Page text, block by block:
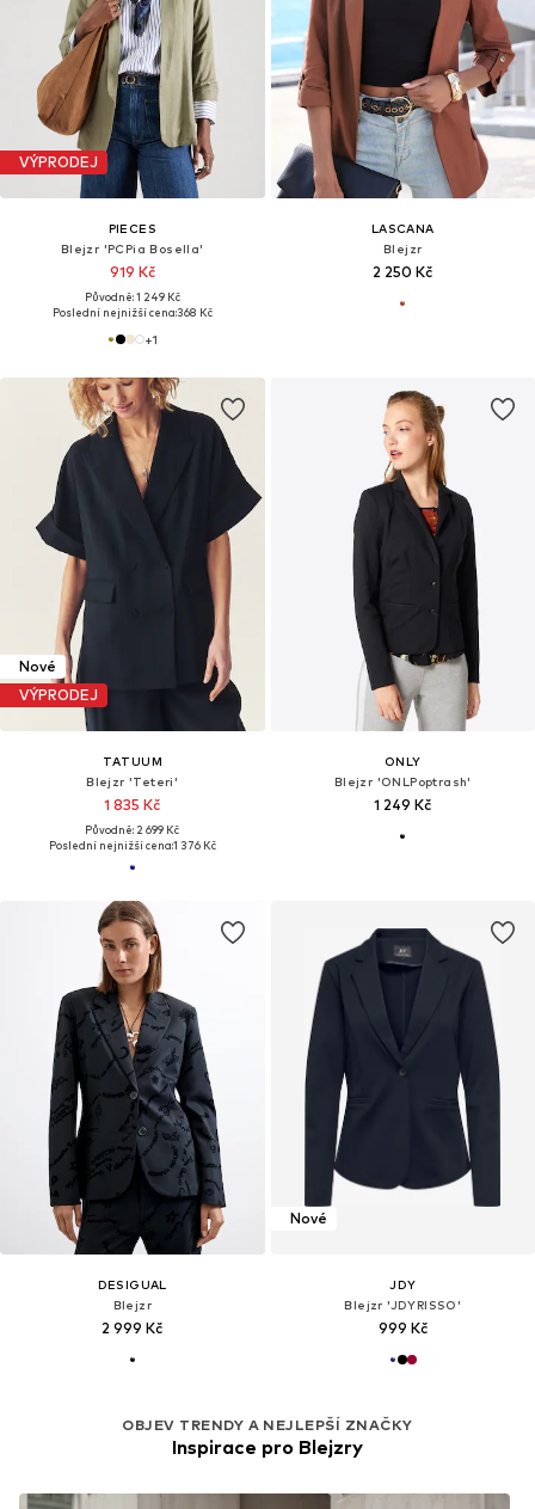
VÝPRODEJ
PIECES
Blejzr 'PCPia Bosella'
919 Kč
Původně: 1 249 Kč
Poslední nejnižší cena:368 Kč
+1
LASCANA
Blejzr
2 250 Kč
Nové
VÝPRODEJ
TATUUM
Blejzr 'Teteri'
1 835 Kč
Původně: 2 699 Kč
Poslední nejnižší cena:1 376 Kč
ONLY
Blejzr 'ONLPoptrash'
1 249 Kč
DESIGUAL
Blejzr
2 999 Kč
Nové
JDY
Blejzr 'JDYRISSO'
999 Kč
OBJEV TRENDY A NEJLEPŠÍ ZNAČKY
Inspirace pro Blejzry